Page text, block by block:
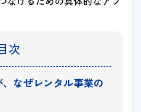
次
なぜレンタル事業の